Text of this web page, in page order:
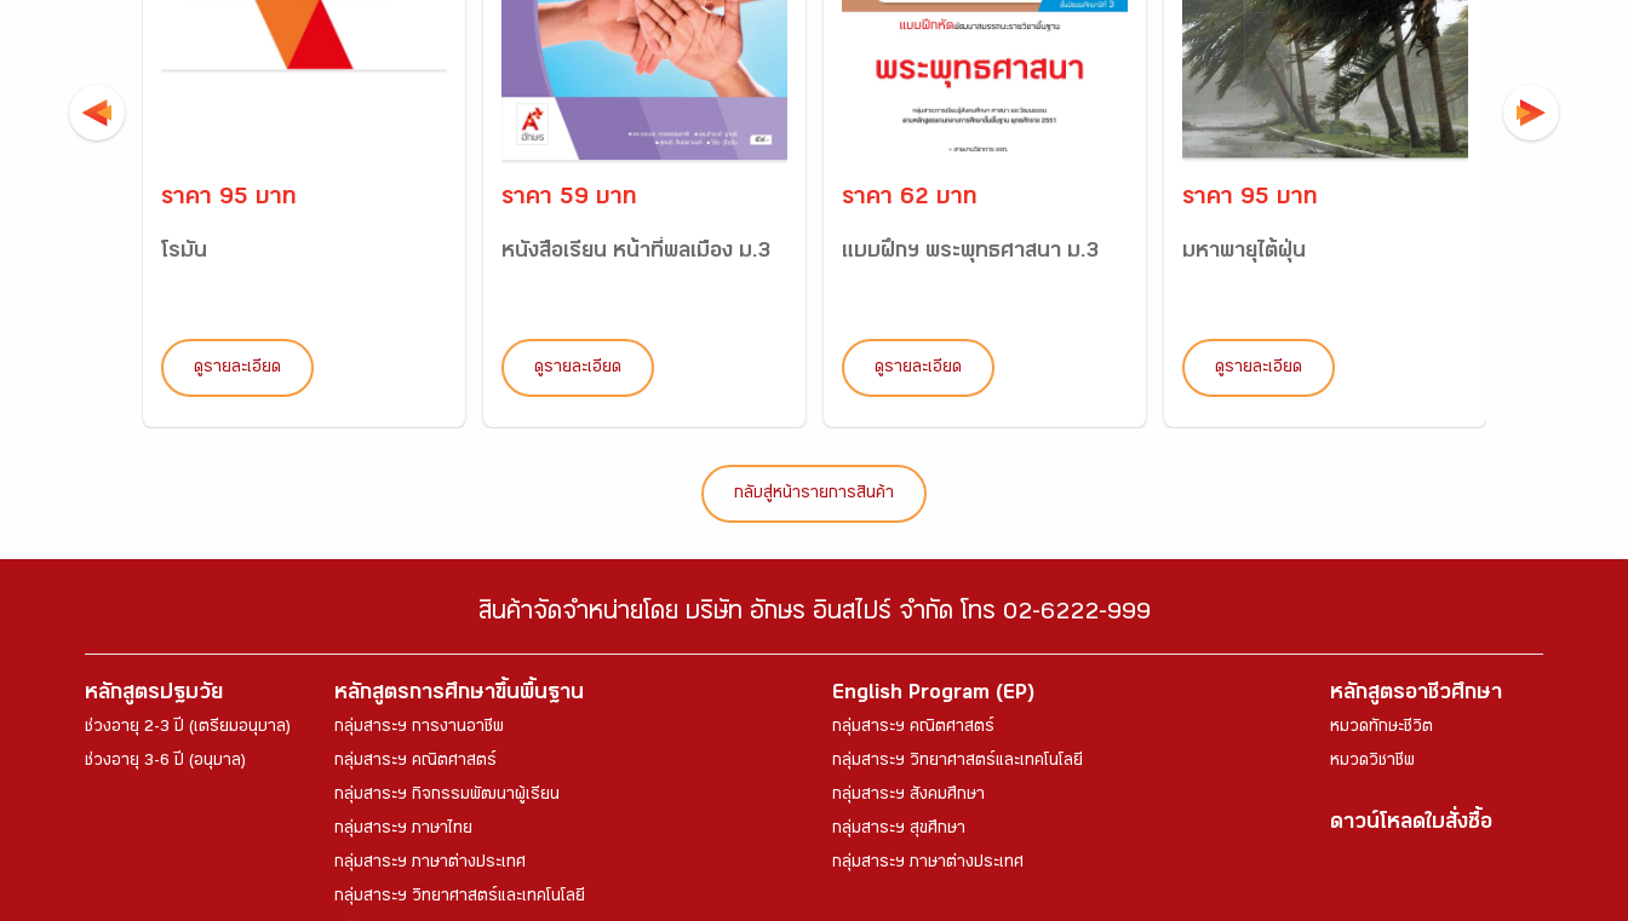
ราคา 95 บาท
โรมัน
ดูรายละเอียด
ราคา 59 บาท
หนังสือเรียน หน้าที่พลเมือง ม.3
ดูรายละเอียด
ราคา 62 บาท
แบบฝึกฯ พระพุทธศาสนา ม.3
ดูรายละเอียด
ราคา 95 บาท
มหาพายุไต้ฝุ่น
ดูรายละเอียด
กลับสู่หน้ารายการสินค้า
สินค้าจัดจำหน่ายโดย บริษัท อักษร อินสไปร์ จำกัด โทร 02-6222-999
หลักสูตรปฐมวัย
ช่วงอายุ 2-3 ปี (เตรียมอนุบาล)
ช่วงอายุ 3-6 ปี (อนุบาล)
หลักสูตรการศึกษาขึ้นพื้นฐาน
กลุ่มสาระฯ การงานอาชีพ
กลุ่มสาระฯ คณิตศาสตร์
กลุ่มสาระฯ กิจกรรมพัฒนาผู้เรียน
กลุ่มสาระฯ ภาษาไทย
กลุ่มสาระฯ ภาษาต่างประเทศ
กลุ่มสาระฯ วิทยาศาสตร์และเทคโนโลยี
English Program (EP)
กลุ่มสาระฯ คณิตศาสตร์
กลุ่มสาระฯ วิทยาศาสตร์และเทคโนโลยี
กลุ่มสาระฯ สังคมศึกษา
กลุ่มสาระฯ สุขศึกษา
กลุ่มสาระฯ ภาษาต่างประเทศ
หลักสูตรอาชีวศึกษา
หมวดทักษะชีวิต
หมวดวิชาชีพ
ดาวน์โหลดใบสั่งซื้อ